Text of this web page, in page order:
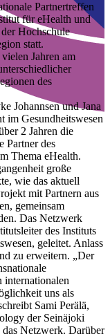
Partnertreffen
für eHealth und
Hochschule
statt.
Jahren am
des
Johannsen und Jana
im Gesundheitswesen
2 Jahren die
Partner des
Thema eHealth.
große
wie das aktuell
mit Partnern aus
gemeinsam
Das Netzwerk
des Instituts
geleitet. Anlass
zu erweitern. „Der
internationalen
uns als
Sami Perälä,
der Seinäjoki
Netzwerk. Darüber